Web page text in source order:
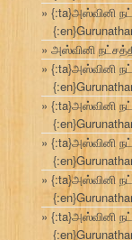
{:ta}அஸ்வினி
அஸ்வினி
{:ta}அஸ்வினி
{:ta}அஸ்வினி
{:ta}அஸ்வினி
{:ta}அஸ்வினி
{:ta}அஸ்வினி